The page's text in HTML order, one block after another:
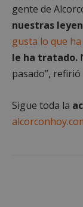
gente de
nuestras
gusta lo que
le ha tratado.
pasado”,
Sigue toda la
Privacy